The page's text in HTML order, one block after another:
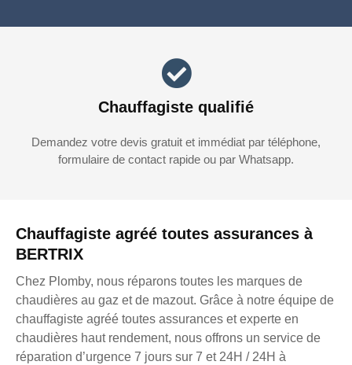
Chauffagiste agréé toutes assurances à
BERTRIX
Chez Plomby, nous réparons toutes les marques de
chaudières au gaz et de mazout. Grâce à notre équipe de
chauffagiste agréé toutes assurances et experte en
chaudières haut rendement, nous offrons un service de
réparation d’urgence 7 jours sur 7 et 24H / 24H à
Chauffagiste qualifié
Demandez votre devis gratuit et immédiat par téléphone,
formulaire de contact rapide ou par Whatsapp.